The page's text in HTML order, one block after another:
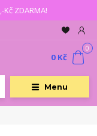
ZDARMA!
Menu
0
0 Kč